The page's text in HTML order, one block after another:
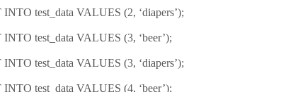
test_data VALUES (2, ‘diapers’);
test_data VALUES (3, ‘beer’);
test_data VALUES (3, ‘diapers’);
test_data VALUES (4, ‘beer’);